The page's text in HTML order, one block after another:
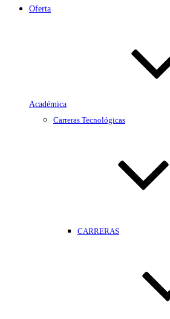
Oferta
Académica
Carreras Tecnológicas
CARRERAS